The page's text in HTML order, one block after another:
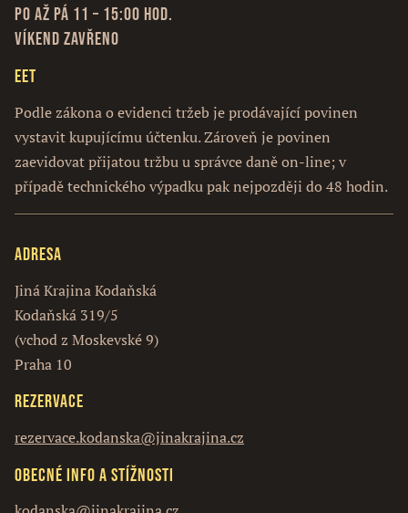
Po až Pá 11 – 15:00 hod.
Víkend zavřeno
EET
Podle zákona o evidenci tržeb je prodávající povinen
vystavit kupujícímu účtenku. Zároveň je povinen
zaevidovat přijatou tržbu u správce daně on-line; v
případě technického výpadku pak nejpozději do 48 hodin.
Adresa
Jiná Krajina Kodaňská
Kodaňská 319/5
(vchod z Moskevské 9)
Praha 10
Rezervace
rezervace.kodanska@jinakrajina.cz
Obecné info a stížnosti